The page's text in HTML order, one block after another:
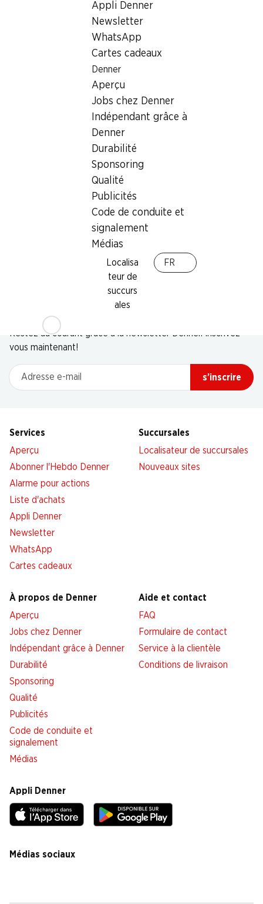
Appli Denner
Newsletter
WhatsApp
Cartes cadeaux
Denner
Aperçu
Jobs chez Denner
Indépendant grâce à
Denner
Durabilité
Sponsoring
Qualité
Publicités
Code de conduite et
signalement
Médias
Localisa
teur de
succurs
ales
FR
Retrait d'espèces avec la carte
Newsletter
Restez au courant grâce à la newsletter Denner. Inscrivez-
vous maintenant!
Adresse e-mail
s’inscrire
Services
Aperçu
Abonner l'Hebdo Denner
Alarme pour actions
Liste d'achats
Appli Denner
Newsletter
WhatsApp
Cartes cadeaux
Succursales
Localisateur de succursales
Nouveaux sites
À propos de Denner
Aperçu
Jobs chez Denner
Indépendant grâce à Denner
Durabilité
Sponsoring
Qualité
Publicités
Code de conduite et
signalement
Médias
Aide et contact
FAQ
Formulaire de contact
Service à la clientèle
Conditions de livraison
Appli Denner
Médias sociaux